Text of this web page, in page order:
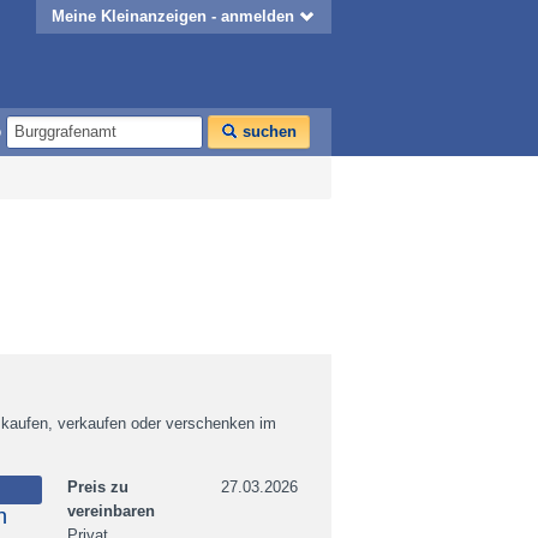
Meine Kleinanzeigen - anmelden
suchen
verkaufen oder verschenken im
Preis zu
vereinbaren
27.03.2026